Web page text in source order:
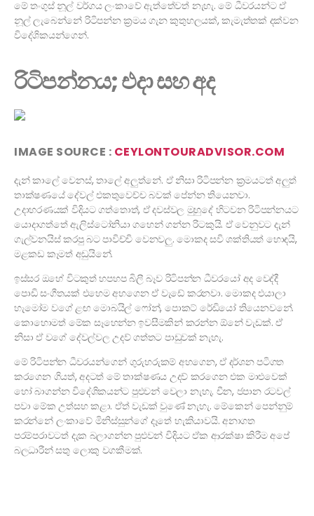
මේ තංගුස් නූල් වර්ගය ලංකාවේ ඇත්තේවත් නැහැ. මේ ධීවරයන්ට ඒ
නූල් ලැබෙන්නේ රිටිපන්න ක්‍රමය ගැන කුතුහලයක්, කැමැත්තක් දක්වන
විදේශිකයන්ගෙන්.
රිටිපන්නය; එදා සහ අද
IMAGE SOURCE : CEYLONTOURADVISOR.COM
දැන් කාලේ වෙනස්, තාලේ අලුත්නේ. ඒ නිසා රිටිපන්න ක්‍රමයටත් අලුත්
තාක්ෂණයේ දේවල් එකතුවෙච්ච බවක් පේන්න තියෙනවා.
උදාහරණයක් විදියට ගත්තොත්, ඒ දවස්වල මුහුදේ හිටවන රිටිපන්නයට
යොදාගත්තේ ඇලිස්ටෝනියා ගහෙන් ගන්න රිටකුයි. ඒ වෙනුවට දැන්
ගැල්වනයිස් කරපු බට පාවිච්චි වෙනවලු. මොකද සවි ශක්තියත් හොඳයි,
මළකඩ කෑමත් අඩුයිනේ.
ඉස්සර ඔහේ විටකුත් හපහප බිලී බෑව රිටිපන්න ධීවරයෝ අද වෙද්දී
පොඩි සංගීතයක් එහෙම අහගෙන ඒ වැඩේ කරනවා. මොකද එයාලා
හැමෝම වගේ ළඟ මොබයිල් ෆෝන්, පොකට් රේඩියෝ තියෙනවනේ.
කොහොමත් මේක සෑහෙන්න ඉවසීමකින් කරන්න ඕනේ වැඩක්. ඒ
නිසා ඒ වගේ දේවල්වල උදව් ගත්තට පාඩුවක් නැහැ.
මේ රිටිපන්න ධීවරයන්ගෙන් ගුරුහරුකම් අහගෙන, ඒ දර්ශන පටිගත
කරගෙන ගියත්, අදටත් මේ තාක්ෂණය උදව් කරගෙන එක මාළුවෙක්
හෝ බාගන්න විදේශිකයන්ට පුළුවන් වෙලා නැහැ. චීන, ජපාන රටවල්
පවා මේක උත්සහ කළා. ඒත් වැඩක් වුණේ නැහැ. මේකෙන් පෙන්නුම්
කරන්නේ ලංකාවේ මිනිස්සුන්ගේ දෑතේ හැකියාවයි. අනාගත
පරම්පරාවටත් දැක බලාගන්න පුළුවන් විදියට ඒක ආරක්ෂා කිරීම අපේ
බලධාරීන් සතු ලොකු වගකීමක්.